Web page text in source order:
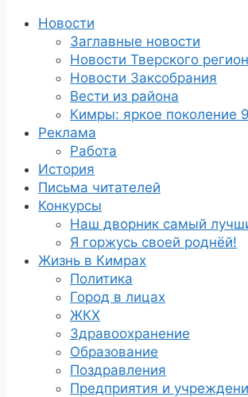
Новости
Заглавные новости
Новости Тверского
Новости Заксобрания
Вести из района
Кимры: яркое поколение
Реклама
Работа
История
Письма читателей
Конкурсы
Наш дворник самый
Я горжусь своей роднёй!
Жизнь в Кимрах
Политика
Город в лицах
ЖКХ
Здравоохранение
Образование
Поздравления
Предприятия и